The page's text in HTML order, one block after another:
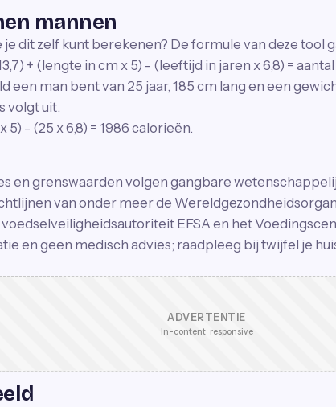
mannen
dit zelf kunt berekenen? De formule van deze tool
+ (lengte in cm x 5) - (leeftijd in jaren x 6,8) =
een man bent van 25 jaar, 185 cm lang en een
volgt uit.
5) - (25 x 6,8) = 1986 calorieën.
en grenswaarden volgen gangbare
van onder meer de
EFSA en het
en geen medisch advies; raadpleeg bij twijfel je
ADVERTENTIE
In-content · responsive